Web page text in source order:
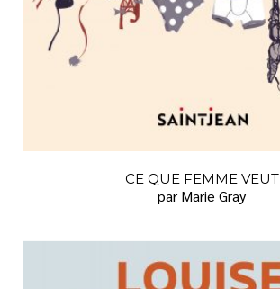
CE QUE FEMME VEUT
par Marie Gray